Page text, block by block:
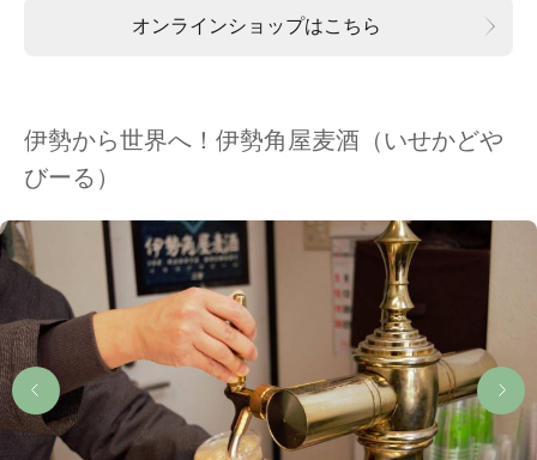
オンラインショップはこちら
伊勢から世界へ！伊勢角屋麦酒（いせかどや
びーる）